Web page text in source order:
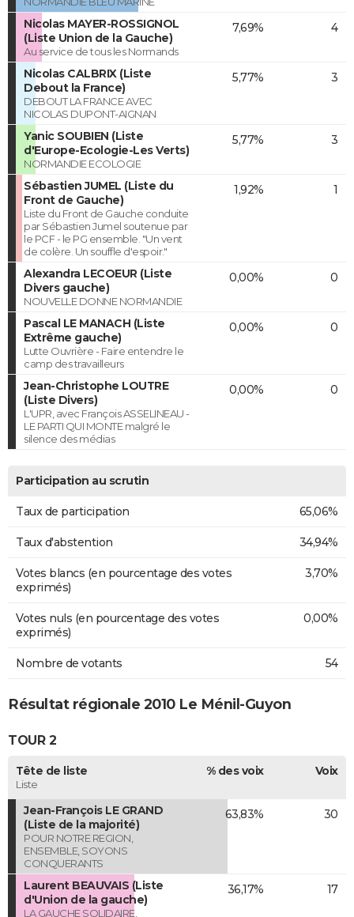
Nicolas MAYER-ROSSIGNOL
(Liste Union de la Gauche)
Au service de tous les Normands
7,69% 4
Nicolas CALBRIX (Liste
Debout la France)
DEBOUT LA FRANCE AVEC
NICOLAS DUPONT-AIGNAN
5,77% 3
Yanic SOUBIEN (Liste
d'Europe-Ecologie-Les Verts)
NORMANDIE ECOLOGIE
5,77% 3
Sébastien JUMEL (Liste du
Front de Gauche)
Liste du Front de Gauche conduite
par Sébastien Jumel soutenue par
le PCF - le PG ensemble. "Un vent
de colère. Un souffle d'espoir."
1,92% 1
Alexandra LECOEUR (Liste
Divers gauche)
NOUVELLE DONNE NORMANDIE
0,00% 0
Pascal LE MANACH (Liste
Extrême gauche)
Lutte Ouvrière - Faire entendre le
camp des travailleurs
0,00% 0
Jean-Christophe LOUTRE
(Liste Divers)
L'UPR, avec François ASSELINEAU -
LE PARTI QUI MONTE malgré le
silence des médias
0,00% 0
Participation au scrutin
Taux de participation 65,06%
Taux d'abstention 34,94%
Votes blancs (en pourcentage des votes
exprimés)
3,70%
Votes nuls (en pourcentage des votes
exprimés)
0,00%
Nombre de votants 54
Résultat régionale 2010 Le Ménil-Guyon
TOUR 2
Tête de liste
Liste
% des voix Voix
Jean-François LE GRAND
(Liste de la majorité)
POUR NOTRE REGION,
ENSEMBLE, SOYONS
CONQUERANTS
63,83% 30
Laurent BEAUVAIS (Liste
d'Union de la gauche)
LA GAUCHE SOLIDAIRE,
36,17% 17